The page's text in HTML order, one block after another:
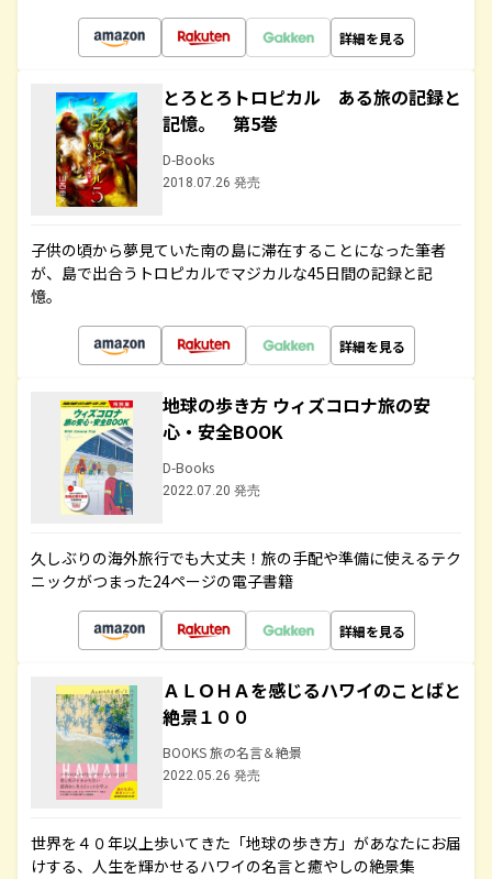
詳細を見る
とろとろトロピカル ある旅の記録と
記憶。 第5巻
D-Books
2018.07.26 発売
子供の頃から夢見ていた南の島に滞在することになった筆者
が、島で出合うトロピカルでマジカルな45日間の記録と記
憶。
詳細を見る
地球の歩き方 ウィズコロナ旅の安
心・安全BOOK
D-Books
2022.07.20 発売
久しぶりの海外旅行でも大丈夫！旅の手配や準備に使えるテク
ニックがつまった24ページの電子書籍
詳細を見る
ＡＬＯＨＡを感じるハワイのことばと
絶景１００
BOOKS 旅の名言＆絶景
2022.05.26 発売
世界を４０年以上歩いてきた「地球の歩き方」があなたにお届
けする、人生を輝かせるハワイの名言と癒やしの絶景集